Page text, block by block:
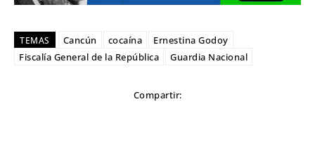
TEMAS Cancún cocaína
Ernestina Godoy
Fiscalía General de la República
Guardia Nacional
Compartir: